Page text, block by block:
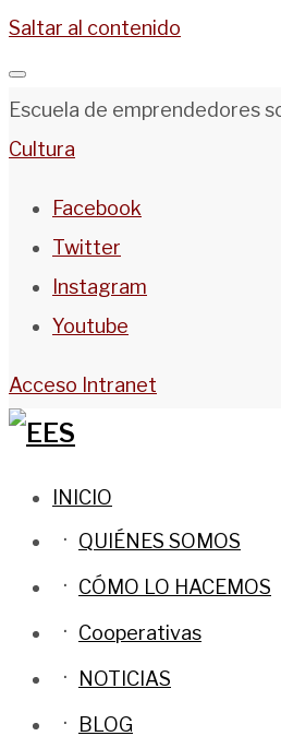
Saltar al contenido
Escuela de emprendedores
Cultura
Facebook
Twitter
Instagram
Youtube
Acceso Intranet
INICIO
QUIÉNES SOMOS
CÓMO LO HACEMOS
Cooperativas
NOTICIAS
BLOG